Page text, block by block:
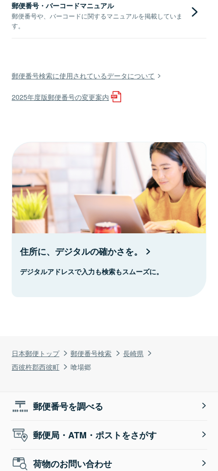
日本郵便トップ 郵便番号検索
長崎県
西彼杵郡西彼町
喰場郷
郵便番号・バーコードマニュアル
郵便番号や、バーコードに関するマニュアルを掲載していま
す。
郵便番号検索に使用されているデータについて
2025年度版郵便番号の変更案内
住所に、デジタルの確かさを。
デジタルアドレスで入力も検索もスムーズに。
郵便番号を調べる
郵便局・ATM・ポストをさがす
荷物のお問い合わせ